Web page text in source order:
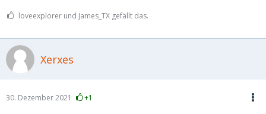
loveexplorer und James_TX gefällt das.
Xerxes
30. Dezember 2021 +1